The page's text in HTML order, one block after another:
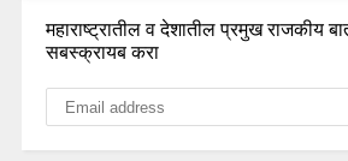
महाराष्ट्रातील व देशातील प्रमुख राजकीय
सबस्क्रायब करा